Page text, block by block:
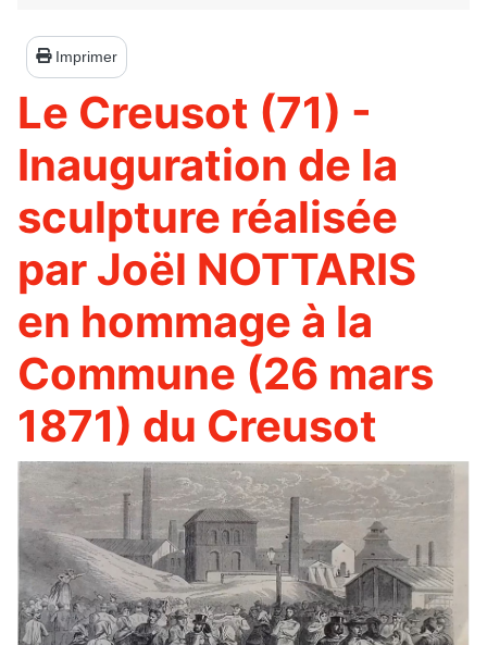
Imprimer
Le Creusot (71) -
Inauguration de la
sculpture réalisée
par Joël NOTTARIS
en hommage à la
Commune (26 mars
1871) du Creusot